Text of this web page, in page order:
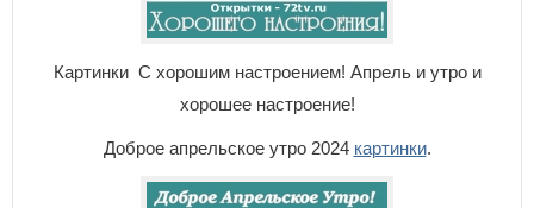
Картинки С хорошим настроением! Апрель и утро и
хорошее настроение!
Доброе апрельское утро 2024 картинки.